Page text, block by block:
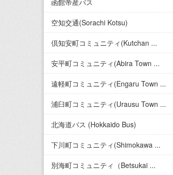
函館帝産バス
空知交通(Sorachi Kotsu)
倶知安町コミュニティ(Kutchan ...
安平町コミュニティ(Abira Town ...
遠軽町コミュニティ(Engaru Town ...
浦臼町コミュニティ(Urausu Town ...
北海道バス (Hokkaido Bus)
下川町コミュニティ(Shimokawa ...
別海町コミュニティ（Betsukai ...